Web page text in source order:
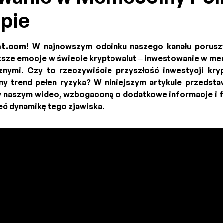
! W najnowszym odcinku naszego kanału
emocje w świecie kryptowalut – inwestowanie w
Czy to rzeczywiście przyszłość inwestycji
trend pełen ryzyka? W niniejszym artykule
naszym wideo, wzbogaconą o dodatkowe informacje i
dynamikę tego zjawiska.